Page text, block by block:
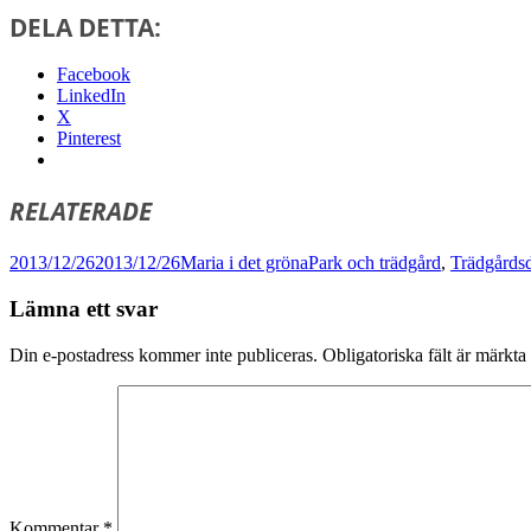
DELA DETTA:
Facebook
LinkedIn
X
Pinterest
RELATERADE
Postat
2013/12/262013/12/26Författare
Maria i det grönaKategorier
Park och trädgård,
Lämna ett svar
Din e-postadress kommer inte publiceras. Obligatoriska fält är märkta